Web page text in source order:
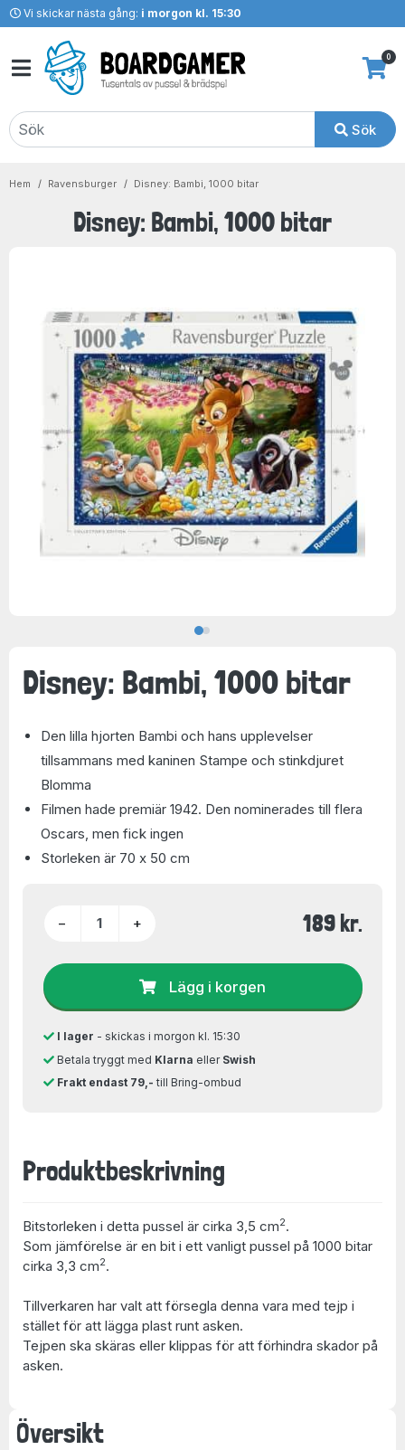
Vi skickar nästa gång: i morgon kl. 15:30
Sök
0
Hem Ravensburger Disney: Bambi, 1000 bitar
Disney: Bambi, 1000 bitar
Översikt
Disney: Bambi, 1000 bitar
Den lilla hjorten Bambi och hans upplevelser
tillsammans med kaninen Stampe och stinkdjuret
Blomma
Filmen hade premiär 1942. Den nominerades till flera
Oscars, men fick ingen
Storleken är 70 x 50 cm
− + 189 kr.
Lägg i korgen
I lager - skickas i morgon kl. 15:30
Betala tryggt med Klarna eller Swish
Frakt endast 79,- till Bring-ombud
Produktbeskrivning
Bitstorleken i detta pussel är cirka 3,5 cm2.
Som jämförelse är en bit i ett vanligt pussel på 1000 bitar
cirka 3,3 cm2.
Tillverkaren har valt att försegla denna vara med tejp i
stället för att lägga plast runt asken.
Tejpen ska skäras eller klippas för att förhindra skador på
asken.